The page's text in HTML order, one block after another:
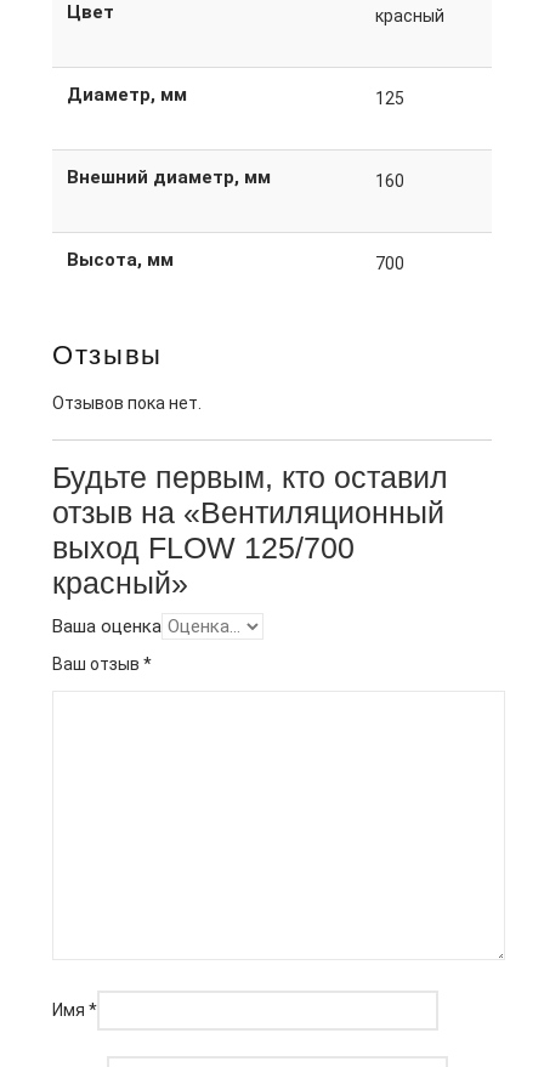
Цвет красный
Диаметр, мм 125
Внешний диаметр, мм 160
Высота, мм 700
Отзывы
Отзывов пока нет.
Будьте первым, кто оставил
отзыв на «Вентиляционный
выход FLOW 125/700
красный»
Ваша оценка
Ваш отзыв *
Имя *